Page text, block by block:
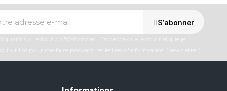
S’abonner